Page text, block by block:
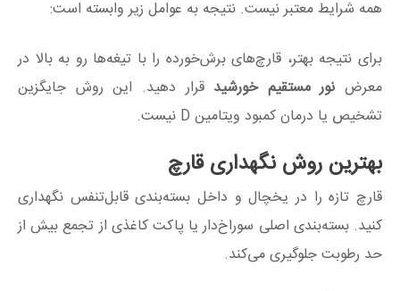
همه شرایط معتبر نیست. نتیجه به عوامل زیر وابسته است:
برای نتیجه بهتر، قارچ‌های برش‌خورده را با تیغه‌ها رو به بالا در
معرض نور مستقیم خورشید قرار دهید. این روش جایگزین
تشخیص یا درمان کمبود ویتامین D نیست.
بهترین روش نگهداری قارچ
قارچ تازه را در یخچال و داخل بسته‌بندی قابل‌تنفس نگهداری
کنید. بسته‌بندی اصلی سوراخ‌دار یا پاکت کاغذی از تجمع بیش از
حد رطوبت جلوگیری می‌کند.